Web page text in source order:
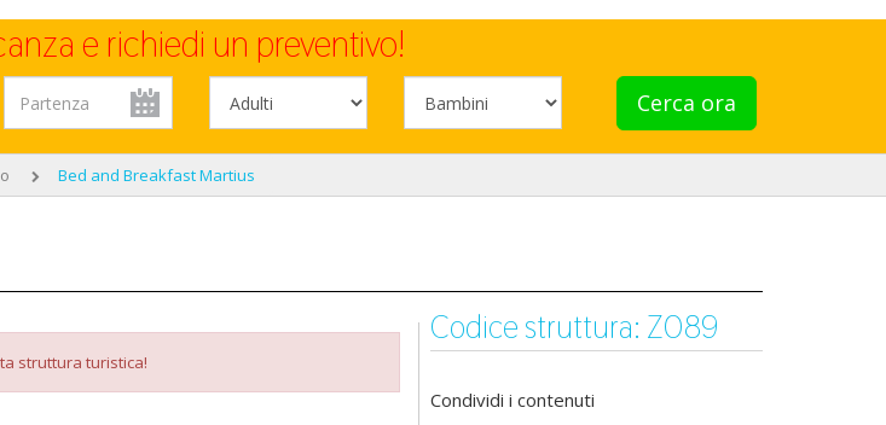
e richiedi un preventivo!
Cerca ora
Bed and Breakfast Martius
struttura turistica!
Codice struttura: Z089
Condividi i contenuti